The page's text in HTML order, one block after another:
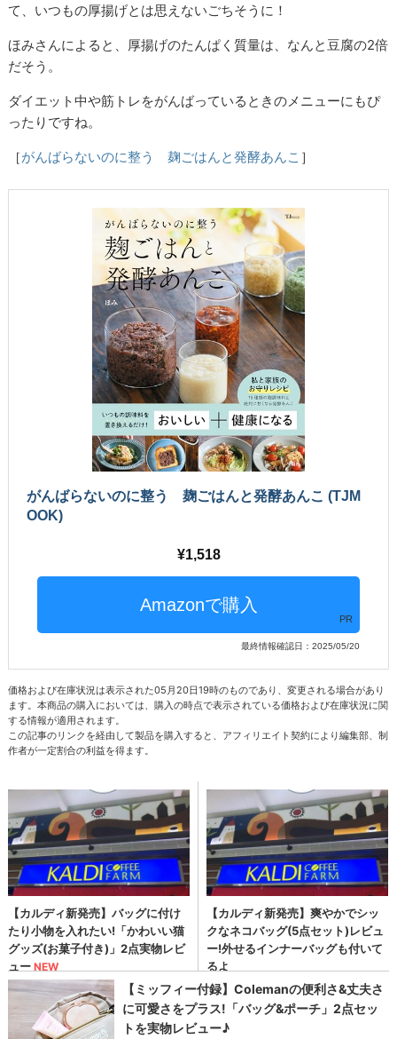
て、いつもの厚揚げとは思えないごちそうに！
ほみさんによると、厚揚げのたんぱく質量は、なんと豆腐の2倍
だそう。
ダイエット中や筋トレをがんばっているときのメニューにもぴ
ったりですね。
［がんばらないのに整う 麹ごはんと発酵あんこ ］
がんばらないのに整う 麹ごはんと発酵あんこ (TJM
OOK)
1,518
PR
最終情報確認日：2025/05/20
価格および在庫状況は表示された05月20日19時のものであり、変更される場合があり
ます。本商品の購入においては、購入の時点で表示されている価格および在庫状況に関
する情報が適用されます。
この記事のリンクを経由して製品を購入すると、アフィリエイト契約により編集部、制
作者が一定割合の利益を得ます。